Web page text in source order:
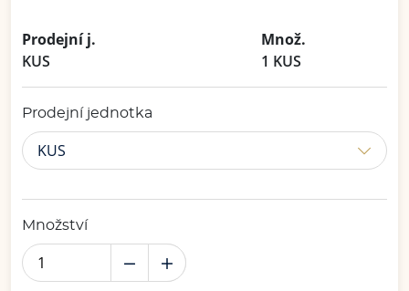
Prodejní j.
Množ.
KUS
1 KUS
Prodejní jednotka
KUS
Množství